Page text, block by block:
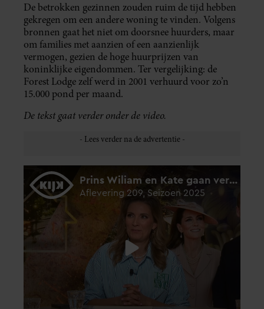
De betrokken gezinnen zouden ruim de tijd hebben
gekregen om een andere woning te vinden. Volgens
bronnen gaat het niet om doorsnee huurders, maar
om families met aanzien of een aanzienlijk
vermogen, gezien de hoge huurprijzen van
koninklijke eigendommen. Ter vergelijking: de
Forest Lodge zelf werd in 2001 verhuurd voor zo’n
15.000 pond per maand.
De tekst gaat verder onder de video.